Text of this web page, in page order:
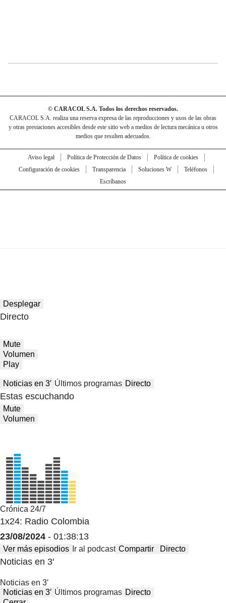
© CARACOL S.A. Todos los derechos reservados.
CARACOL S.A. realiza una reserva expresa de las reproducciones y usos de las obras
y otras prestaciones accesibles desde este sitio web a medios de lectura mecánica u otros
medios que resulten adecuados.
Aviso legal Política de Protección de Datos
Política de cookies
Configuración de cookies
Transparencia Soluciones W
Teléfonos
Escríbanos
Desplegar
Directo
Mute
Volumen
Play
Noticias en 3′ Últimos programas Directo
Estas escuchando
Mute
Volumen
Crónica 24/7
1x24: Radio Colombia
23/08/2024 - 01:38:13
Ver más episodios Ir al podcast Compartir Directo
Noticias en 3′
Noticias en 3′
Noticias en 3′ Últimos programas Directo